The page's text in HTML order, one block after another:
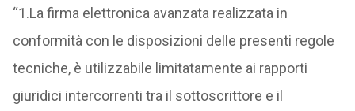
“1.La firma elettronica avanzata realizzata in
conformità con le disposizioni delle presenti regole
tecniche, è utilizzabile limitatamente ai rapporti
giuridici intercorrenti tra il sottoscrittore e il